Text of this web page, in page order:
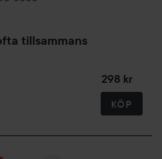
tillsammans
298 kr
KÖP